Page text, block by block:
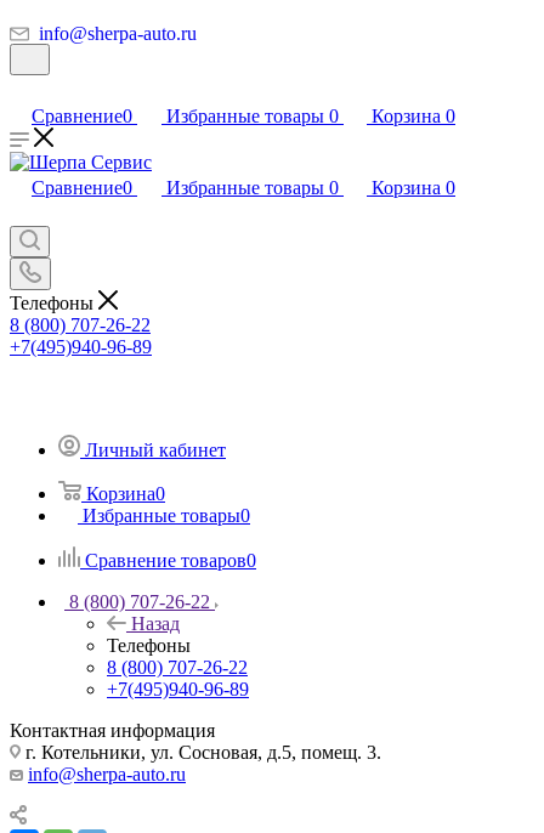
info@sherpa-auto.ru
Сравнение0 Избранные товары 0 Корзина 0
Сравнение0 Избранные товары 0 Корзина 0
Телефоны
8 (800) 707-26-22
+7(495)940-96-89
Личный кабинет
Корзина0
Избранные товары0
Сравнение товаров0
8 (800) 707-26-22
Назад
Телефоны
8 (800) 707-26-22
+7(495)940-96-89
Контактная информация
г. Котельники, ул. Сосновая, д.5, помещ. 3.
info@sherpa-auto.ru